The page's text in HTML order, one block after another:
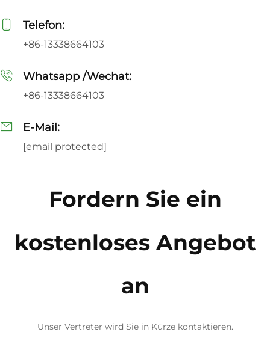
Telefon:
+86-13338664103
Whatsapp /Wechat:
+86-13338664103
E-Mail:
[email protected]
Fordern Sie ein
kostenloses Angebot
an
Unser Vertreter wird Sie in Kürze kontaktieren.